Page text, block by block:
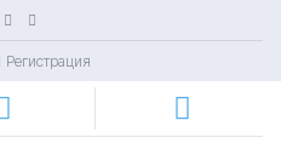
Регистрация